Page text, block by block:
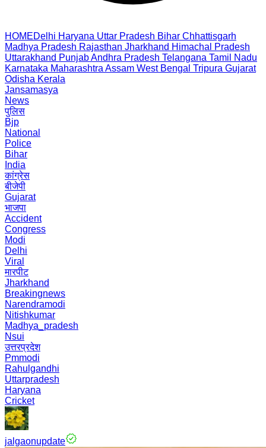
HOMEDelhi Haryana Uttar Pradesh Bihar Chhattisgarh
Madhya Pradesh Rajasthan Jharkhand Himachal Pradesh
Uttarakhand PunjabAndhra Pradesh Telangana Tamil Nadu
Karnataka Maharashtra Assam West Bengal Tripura Gujarat
Odisha Kerala
Jansamasya
News
पुलिस
Bjp
National
Police
Bihar
India
कांग्रेस
बीजेपी
Gujarat
भाजपा
Accident
Congress
Modi
Delhi
Viral
मारपीट
Jharkhand
Breakingnews
Narendramodi
Nitishkumar
Madhya_pradesh
Nsui
उत्तरप्रदेश
Pmmodi
Rahulgandhi
Uttarpradesh
Haryana
Cricket
jalgaonupdate